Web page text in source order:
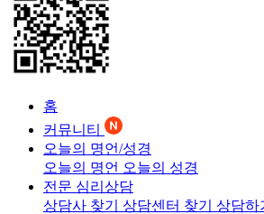
홈
커뮤니티
오늘의 명언/성경
오늘의 명언 오늘의 성경
전문 심리상담
상담사 찾기 상담센터 찾기 상담하